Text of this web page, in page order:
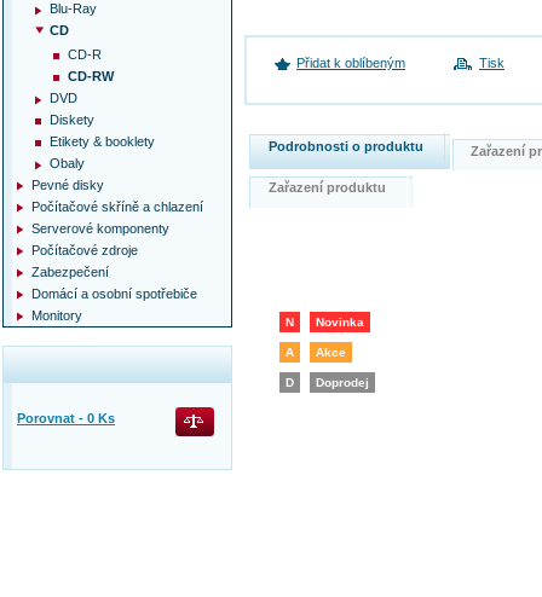
Přidat k oblíbeným Tisk
Podrobnosti o produktu Zařazení
Zařazení produktu
N Novinka
A Akce
D Doprodej
Blu-Ray
CD
CD-R
CD-RW
DVD
Diskety
Etikety & booklety
Obaly
Pevné disky
Počítačové skříně a chlazení
Serverové komponenty
Počítačové zdroje
Zabezpečení
Domácí a osobní spotřebiče
Monitory
Porovnat - 0 Ks